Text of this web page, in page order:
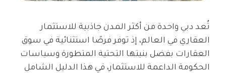
تُعد دبي واحدة من أكثر المدن جاذبية للاستثمار
العقاري في العالم، إذ توفر فرصًا استثنائية في سوق
العقارات بفضل بنيتها التحتية المتطورة وسياسات
الحكومة الداعمة للاستثمار، في هذا الدليل الشامل